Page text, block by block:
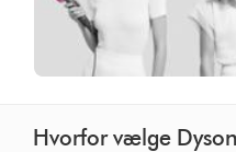
Hvorfor vælge